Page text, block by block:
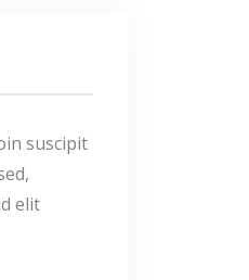
suscipit
elit